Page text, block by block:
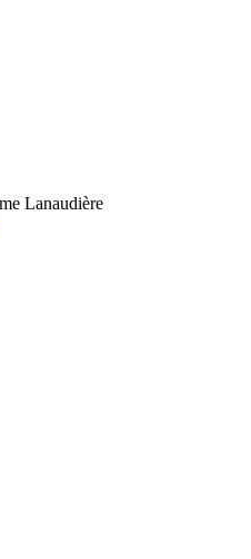
Lanaudière